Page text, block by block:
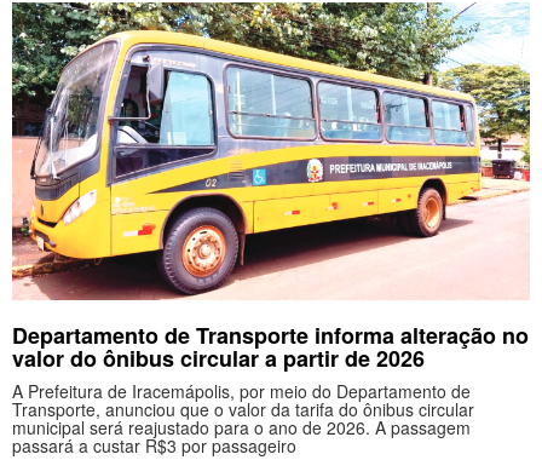
Departamento de Transporte informa alteração no
valor do ônibus circular a partir de 2026
A Prefeitura de Iracemápolis, por meio do Departamento de
Transporte, anunciou que o valor da tarifa do ônibus circular
municipal será reajustado para o ano de 2026. A passagem
passará a custar R$3 por passageiro